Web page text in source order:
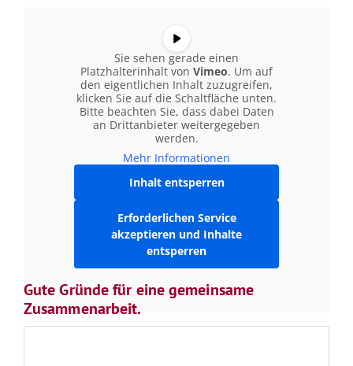
Sie sehen gerade einen
Platzhalterinhalt von Vimeo. Um auf
den eigentlichen Inhalt zuzugreifen,
klicken Sie auf die Schaltfläche unten.
Bitte beachten Sie, dass dabei Daten
an Drittanbieter weitergegeben
werden.
Mehr Informationen
Inhalt entsperren
Erforderlichen Service
akzeptieren und Inhalte
entsperren
Gute Gründe für eine gemeinsame
Zusammenarbeit.